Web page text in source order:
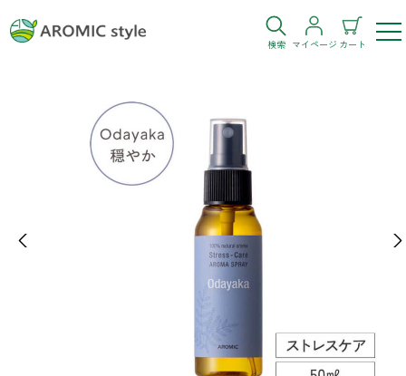
検索 マイページ カート
お気に入り
トイレ空間を快適にしたい